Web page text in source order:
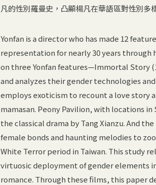
凡的性別羅曼史，凸顯楊凡在華語區對性別多
Yonfan is a director who has made 12
representation for nearly 30 years through
on three Yonfan features—Immortal Story
and analyzes their gender technologies
employs exoticism to recount a love story
mamasan. Peony Pavilion, with locations
the classical drama by Tang Xianzu. And
female bonds and haunting melodies to
White Terror period in Taiwan. This study
virtuosic deployment of gender elements
romance. Through these films, this paper